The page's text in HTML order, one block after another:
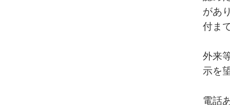
があ
付ま
外来
示を
電話